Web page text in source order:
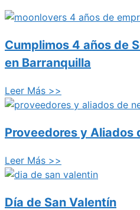
Cumplimos 4 años de
en Barranquilla
Leer Más >>
Proveedores y Aliados
Leer Más >>
Día de San Valentín